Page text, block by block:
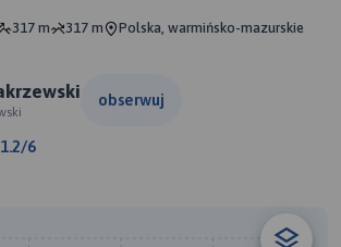
317 m 317 m Polska, warmińsko-mazurskie
obserwuj
1.2/6